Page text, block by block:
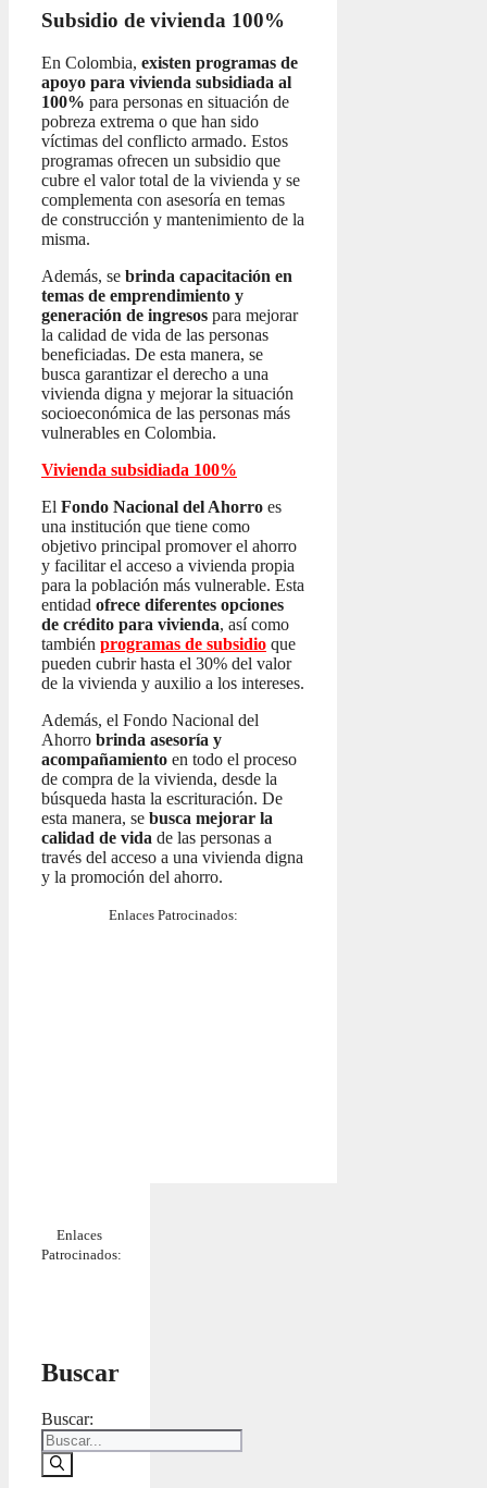
Subsidio de vivienda 100%
En Colombia, existen programas de
apoyo para vivienda subsidiada al
100% para personas en situación de
pobreza extrema o que han sido
víctimas del conflicto armado. Estos
programas ofrecen un subsidio que
cubre el valor total de la vivienda y se
complementa con asesoría en temas
de construcción y mantenimiento de la
misma.
Además, se brinda capacitación en
temas de emprendimiento y
generación de ingresos para mejorar
la calidad de vida de las personas
beneficiadas. De esta manera, se
busca garantizar el derecho a una
vivienda digna y mejorar la situación
socioeconómica de las personas más
vulnerables en Colombia.
Vivienda subsidiada 100%
El Fondo Nacional del Ahorro es
una institución que tiene como
objetivo principal promover el ahorro
y facilitar el acceso a vivienda propia
para la población más vulnerable. Esta
entidad ofrece diferentes opciones
de crédito para vivienda, así como
también programas de subsidio que
pueden cubrir hasta el 30% del valor
de la vivienda y auxilio a los intereses.
Además, el Fondo Nacional del
Ahorro brinda asesoría y
acompañamiento en todo el proceso
de compra de la vivienda, desde la
búsqueda hasta la escrituración. De
esta manera, se busca mejorar la
calidad de vida de las personas a
través del acceso a una vivienda digna
y la promoción del ahorro.
Enlaces Patrocinados:
Enlaces
Patrocinados:
Buscar
Buscar: